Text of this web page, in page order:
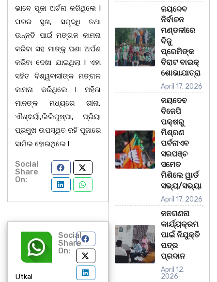
ଭାବେ ପୂଜା ଅର୍ଚନା କରିଥିଲେ l
ଘରର ସୁଖ, ସମୃଦ୍ଧି ତଥା
ଉନ୍ନତି ପାଇଁ ମଙ୍ଗଳ କାମନା
କରିବା ସହ ମାଙ୍କୁ ପଣା ଅର୍ପଣ
କରିବା ଦେଖା ଯାଇଥିଲା l ଏହା
ସହିତ ବିଶ୍ୱବାସୀଙ୍କ ମଙ୍ଗଳ
କାମନା କରିଥିଲେ l ମହିଳା
ମାନଙ୍କ ମଧ୍ୟରେ ରୀନା,
ଐଶ୍ଵର୍ୟା,ଲିଲିପୁଷ୍ପା, ପ୍ରିୟା
ପ୍ରମୁଖ ଉପସ୍ଥିତ ରହି ପୂଜାରେ
ସାମିଲ ହୋଇଥିଲେ l
Social
Share
On:
Utkal
Social
Share
On:
ଜୟଦେବ
ନିର୍ବାଚନ
ମଣ୍ଡଳୀରେ
ବିଜୁ
ପ୍ରେମିଙ୍କ
ବିରାଟ ବାଇକ୍
ଶୋଭାଯାତ୍ରା
April 17, 2026
ଜୟଦେବ
ବିଜେପି
ପକ୍ଷରୁ
ମିଶ୍ରଣ
ପର୍ବନାଏବ
ସରପଞ୍ଚ
ସମେତ
ମିଶିଲେ ୱାର୍ଡ
ସଭ୍ୟ/ସଭ୍ୟା
April 17, 2026
ଜନଗଣନା
କାର୍ଯ୍ୟକ୍ରମ
ପାଇଁ ନିଯୁକ୍ତି
ପତ୍ର
ପ୍ରଦାନ
April 12,
2026